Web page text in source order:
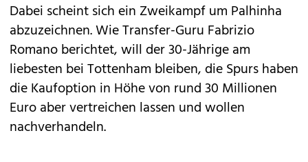
Dabei scheint sich ein Zweikampf um Palhinha
abzuzeichnen. Wie Transfer-Guru Fabrizio
Romano berichtet, will der 30-Jährige am
liebesten bei Tottenham bleiben, die Spurs haben
die Kaufoption in Höhe von rund 30 Millionen
Euro aber vertreichen lassen und wollen
nachverhandeln.